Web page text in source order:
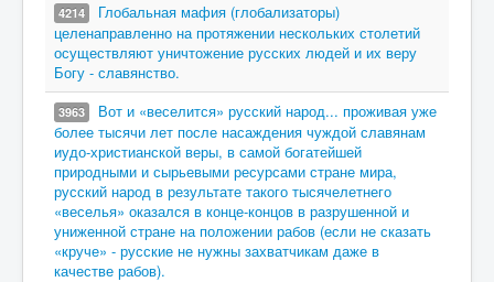
4214
Глобальная мафия (глобализаторы)
целенаправленно на протяжении нескольких столетий
осуществляют уничтожение русских людей и их веру
Богу - славянство.
3963
Вот и «веселится» русский народ... проживая уже
более тысячи лет после насаждения чуждой славянам
иудо-христианской веры, в самой богатейшей
природными и сырьевыми ресурсами стране мира,
русский народ в результате такого тысячелетнего
«веселья» оказался в конце-концов в разрушенной и
униженной стране на положении рабов (если не сказать
«круче» - русские не нужны захватчикам даже в
качестве рабов).